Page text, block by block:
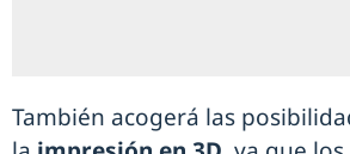
También acogerá las